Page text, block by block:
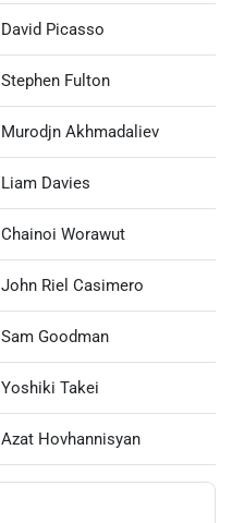
David Picasso
Stephen Fulton
Murodjn Akhmadaliev
Liam Davies
Chainoi Worawut
John Riel Casimero
Sam Goodman
Yoshiki Takei
Azat Hovhannisyan